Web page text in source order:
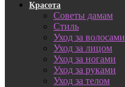
Красота
Советы дамам
Стиль
Уход за волосами
Уход за лицом
Уход за ногами
Уход за руками
Уход за телом